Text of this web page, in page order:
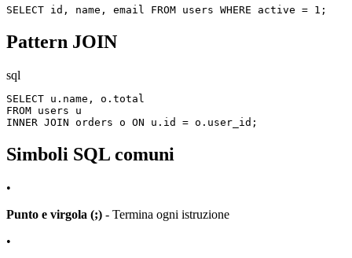
SELECT id, name, email FROM users WHERE active = 1;
Pattern JOIN
sql
SELECT u.name, o.total
FROM users u
INNER JOIN orders o ON u.id = o.user_id;
Simboli SQL comuni
•
Punto e virgola (;) - Termina ogni istruzione
•